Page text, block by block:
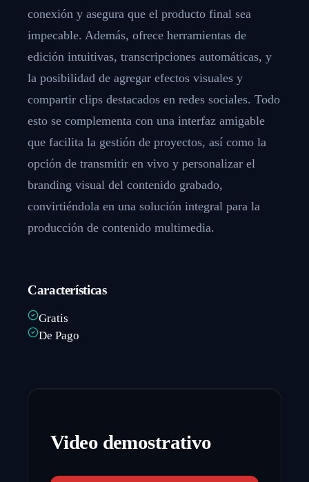
conexión y asegura que el producto final sea
impecable. Además, ofrece herramientas de
edición intuitivas, transcripciones automáticas, y
la posibilidad de agregar efectos visuales y
compartir clips destacados en redes sociales. Todo
esto se complementa con una interfaz amigable
que facilita la gestión de proyectos, así como la
opción de transmitir en vivo y personalizar el
branding visual del contenido grabado,
convirtiéndola en una solución integral para la
producción de contenido multimedia.
Características
Gratis
De Pago
Video demostrativo